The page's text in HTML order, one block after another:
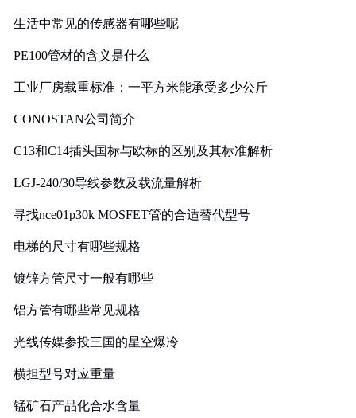
生活中常见的传感器有哪些呢
PE100管材的含义是什么
工业厂房载重标准：一平方米能承受多少公斤
CONOSTAN公司简介
C13和C14插头国标与欧标的区别及其标准解析
LGJ-240/30导线参数及载流量解析
寻找nce01p30k MOSFET管的合适替代型号
电梯的尺寸有哪些规格
镀锌方管尺寸一般有哪些
铝方管有哪些常见规格
光线传媒参投三国的星空爆冷
横担型号对应重量
锰矿石产品化合水含量